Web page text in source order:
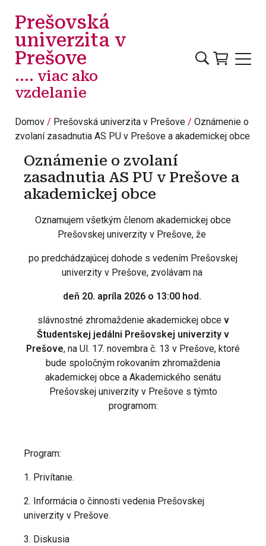
Prešovská
univerzita v
Prešove
.... viac ako
vzdelanie
Domov Prešovská univerzita v Prešove
Oznámenie o
zvolaní zasadnutia AS PU v Prešove a akademickej obce
Oznámenie o zvolaní
zasadnutia AS PU v Prešove a
akademickej obce
Oznamujem všetkým členom akademickej obce
Prešovskej univerzity v Prešove, že
po predchádzajúcej dohode s vedením Prešovskej
univerzity v Prešove, zvolávam na
deň 20. apríla 2026 o 13:00 hod.
slávnostné zhromaždenie akademickej obce v
Študentskej jedálni Prešovskej univerzity v
Prešove, na Ul. 17. novembra č. 13 v Prešove, ktoré
bude spoločným rokovaním zhromaždenia
akademickej obce a Akademického senátu
Prešovskej univerzity v Prešove s týmto
programom:
Program:
1. Privítanie.
2. Informácia o činnosti vedenia Prešovskej
univerzity v Prešove.
3. Diskusia